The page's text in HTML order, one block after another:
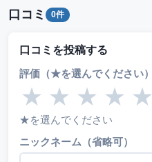
口コミ 0件
口コミを投稿する
評価（★を選んでください）
★ ★ ★ ★ ★
★を選んでください
ニックネーム（省略可）